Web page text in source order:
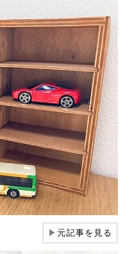
▶元記事を見る